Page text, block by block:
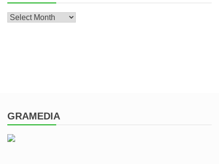
Archive
GRAMEDIA